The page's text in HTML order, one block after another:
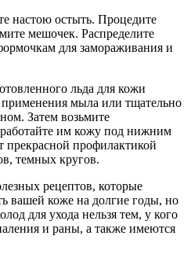
настою остыть. Процедите
мешочек. Распределите
для замораживания и
льда для кожи
применения мыла или тщательно
Затем возьмите
им кожу под нижним
прекрасной профилактикой
темных кругов.
рецептов, которые
вашей коже на долгие годы, но
для ухода нельзя тем, у кого
и раны, а также имеются